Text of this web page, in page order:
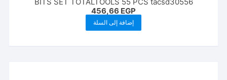
456,66 EGP
إضافة إلى السلة